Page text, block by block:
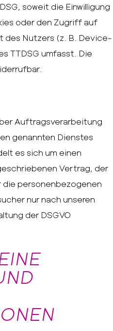
soweit die Einwilligung
oder den Zugriff auf
des Nutzers (z. B. Device-
TTDSG umfasst. Die
Auftragsverarbeitung
genannten Dienstes
es sich um einen
Vertrag, der
die personenbezogenen
nur nach unseren
der DSGVO